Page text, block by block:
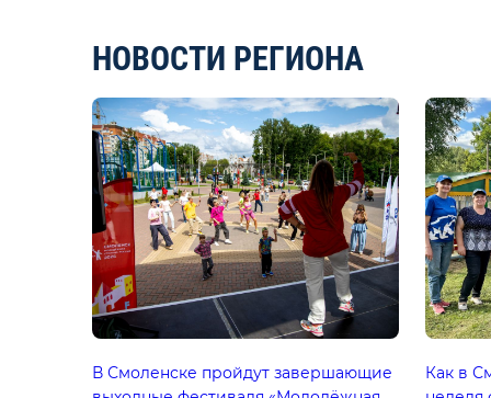
НОВОСТИ РЕГИОНА
В Смоленске пройдут завершающие
Как в